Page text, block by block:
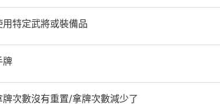
用特定武將或裝備品
牌
牌次數沒有重置/拿牌次數減少了